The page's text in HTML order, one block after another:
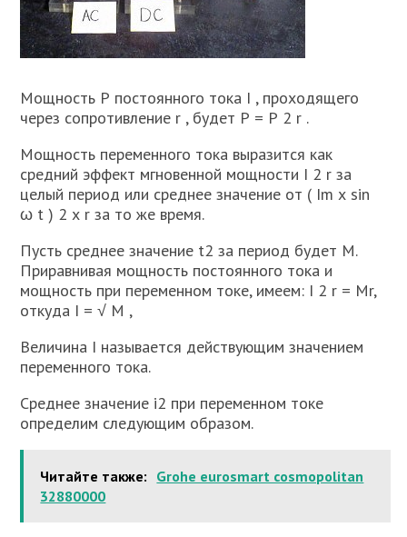
Мощность Р постоянного тока I , проходящего
через сопротивление r , будет Р = Р 2 r .
Мощность переменного тока выразится как
средний эффект мгновенной мощности I 2 r за
целый период или среднее значение от ( Im х sin
ω t ) 2 х r за то же время.
Пусть среднее значение t2 за период будет М.
Приравнивая мощность постоянного тока и
мощность при переменном токе, имеем: I 2 r = Mr,
откуда I = √ M ,
Величина I называется действующим значением
переменного тока.
Среднее значение i2 при переменном токе
определим следующим образом.
Читайте также: Grohe eurosmart cosmopolitan
32880000